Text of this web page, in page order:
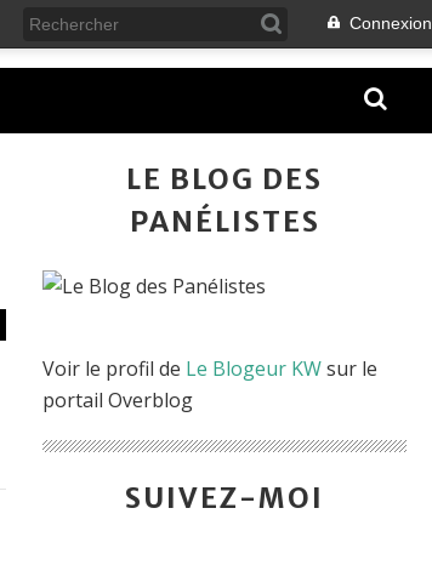
Connexion
LE BLOG DES
PANÉLISTES
Voir le profil de Le Blogeur KWsur le
portail Overblog
SUIVEZ-MOI